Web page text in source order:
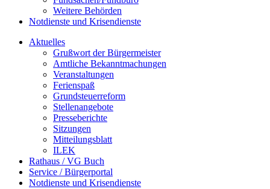
Weitere Behörden
Notdienste und Krisendienste
Aktuelles
Grußwort der Bürgermeister
Amtliche Bekanntmachungen
Veranstaltungen
Ferienspaß
Grundsteuerreform
Stellenangebote
Presseberichte
Sitzungen
Mitteilungsblatt
ILEK
Rathaus / VG Buch
Service / Bürgerportal
Notdienste und Krisendienste